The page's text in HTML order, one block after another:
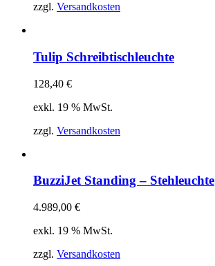
zzgl. Versandkosten
Tulip Schreibtischleuchte
128,40 €
exkl. 19 % MwSt.
zzgl. Versandkosten
BuzziJet Standing – Stehleuchte
4.989,00 €
exkl. 19 % MwSt.
zzgl. Versandkosten